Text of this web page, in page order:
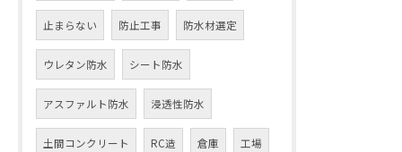
止まらない 防止工事 防水材選定
ウレタン防水 シート防水
アスファルト防水 浸透性防水
土間コンクリート RC造 倉庫 工場